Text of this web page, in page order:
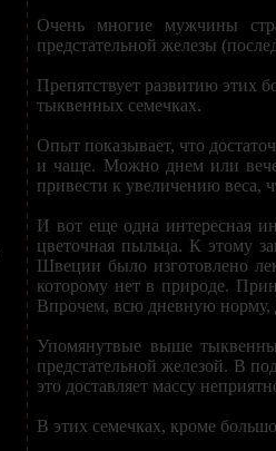
Очень многие мужчины
предстательной железы
Препятствует развитию этих
тыквенных семечках.
Опыт показывает, что
и чаще. Можно днем или
привести к увеличению веса,
И вот еще одна интересная
цветочная пыльца. К этому
Швеции было изготовлено
которому нет в природе.
Впрочем, всю дневную норму,
Упомянутвые выше
предстательной железой. В
это доставляет массу
В этих семечках, кроме